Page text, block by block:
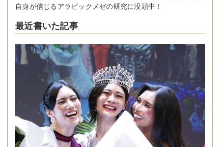
自身が信じるアラビックメゼの研究に没頭中！
最近書いた記事